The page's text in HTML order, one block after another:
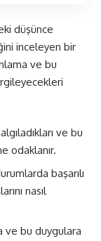
düşünce
inceleyen bir
ve bu
ve bu
odaklanır.
başarılı
nasıl
ve bu duygulara